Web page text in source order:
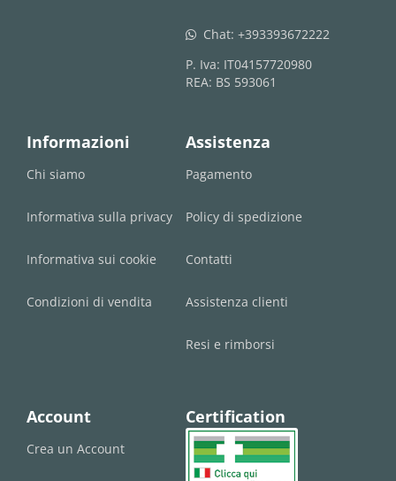
whatsapp Chat: +393393672222
P. Iva: IT04157720980
REA: BS 593061
Informazioni
Chi siamo
Informativa sulla privacy
Informativa sui cookie
Condizioni di vendita
Assistenza
Pagamento
Policy di spedizione
Contatti
Assistenza clienti
Resi e rimborsi
Account
Crea un Account
Certification